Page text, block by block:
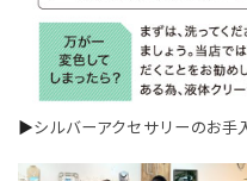
▶シルバーアクセサリーのお手